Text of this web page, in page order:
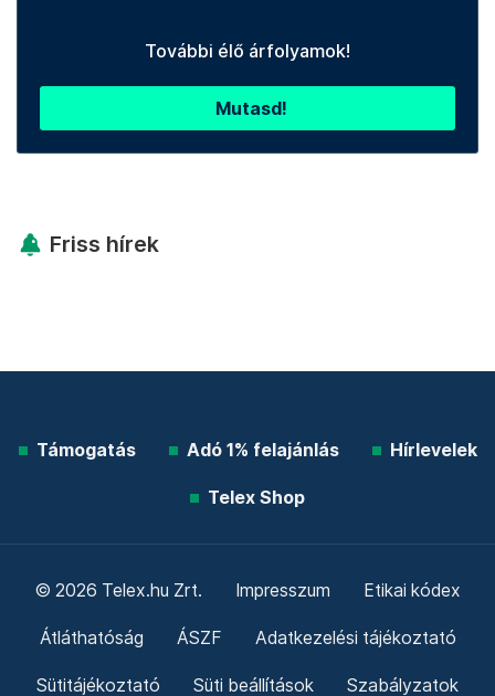
További élő árfolyamok!
Mutasd!
Friss hírek
Támogatás Adó 1% felajánlás Hírlevelek
Telex Shop
© 2026 Telex.hu Zrt. Impresszum Etikai kódex
Átláthatóság ÁSZF Adatkezelési tájékoztató
Sütitájékoztató Süti beállítások Szabályzatok